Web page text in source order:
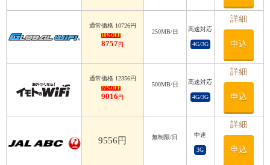
通常価格 10726円
18%OFF
8757 円
250MB/日 高速対応
4G/3G
詳細
申込
通常価格 12356円
27%OFF
9016 円
500MB/日 高速対応
4G/3G
詳細
申込
9556円 無制限/日 中速
3G
詳細
申込